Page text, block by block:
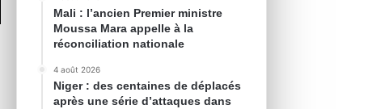
Mali : l’ancien Premier ministre
Moussa Mara appelle à la
réconciliation nationale
4 août 2026
Niger : des centaines de déplacés
après une série d’attaques dans